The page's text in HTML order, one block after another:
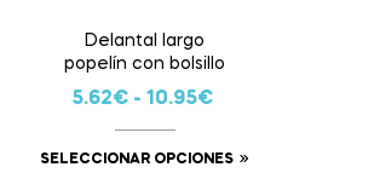
Delantal largo
popelín con bolsillo
5.62€- 10.95€
SELECCIONAR OPCIONES